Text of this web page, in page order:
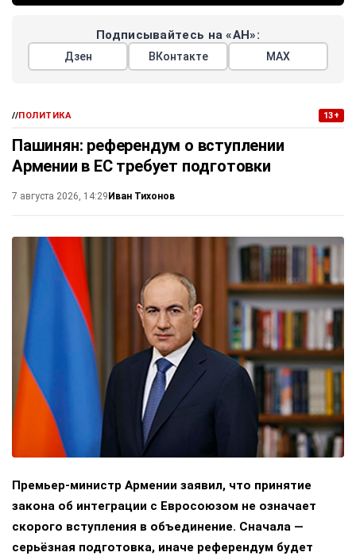
Подписывайтесь на «АН»:
Дзен ВКонтакте МАХ
//ПОЛИТИКА 13+
Пашинян: референдум о вступлении
Армении в ЕС требует подготовки
7 августа 2026, 14:29Иван Тихонов
Премьер-министр Армении заявил, что принятие
закона об интеграции с Евросоюзом не означает
скорого вступления в объединение. Сначала —
серьёзная подготовка, иначе референдум будет